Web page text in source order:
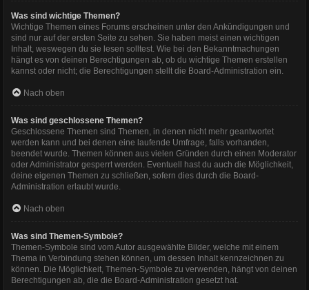
Was sind wichtige Themen?
Wichtige Themen eines Forums erscheinen unter den Ankündigungen und
sind nur auf der ersten Seite zu sehen. Sie haben meist einen wichtigen
Inhalt, weswegen du sie lesen solltest. Wie bei den Bekanntmachungen
hängt es von deinen Berechtigungen ab, ob du wichtige Themen erstellen
kannst oder nicht; die Berechtigungen stellt die Board-Administration ein.
Nach oben
Was sind geschlossene Themen?
Geschlossene Themen sind Themen, in denen nicht mehr geantwortet
werden kann und bei denen eine laufende Umfrage, falls vorhanden,
beendet wurde. Themen können aus vielen Gründen durch einen Moderator
oder Administrator gesperrt werden. Eventuell hast du auch die Möglichkeit,
deine eigenen Themen zu schließen, sofern dies durch die Board-
Administration erlaubt wurde.
Nach oben
Was sind Themen-Symbole?
Themen-Symbole sind vom Autor ausgewählte Bilder, welche mit einem
Thema in Verbindung stehen können, um dessen Inhalt kennzeichnen zu
können. Die Möglichkeit, Themen-Symbole zu verwenden, hängt von deinen
Berechtigungen ab, die die Board-Administration gesetzt hat.